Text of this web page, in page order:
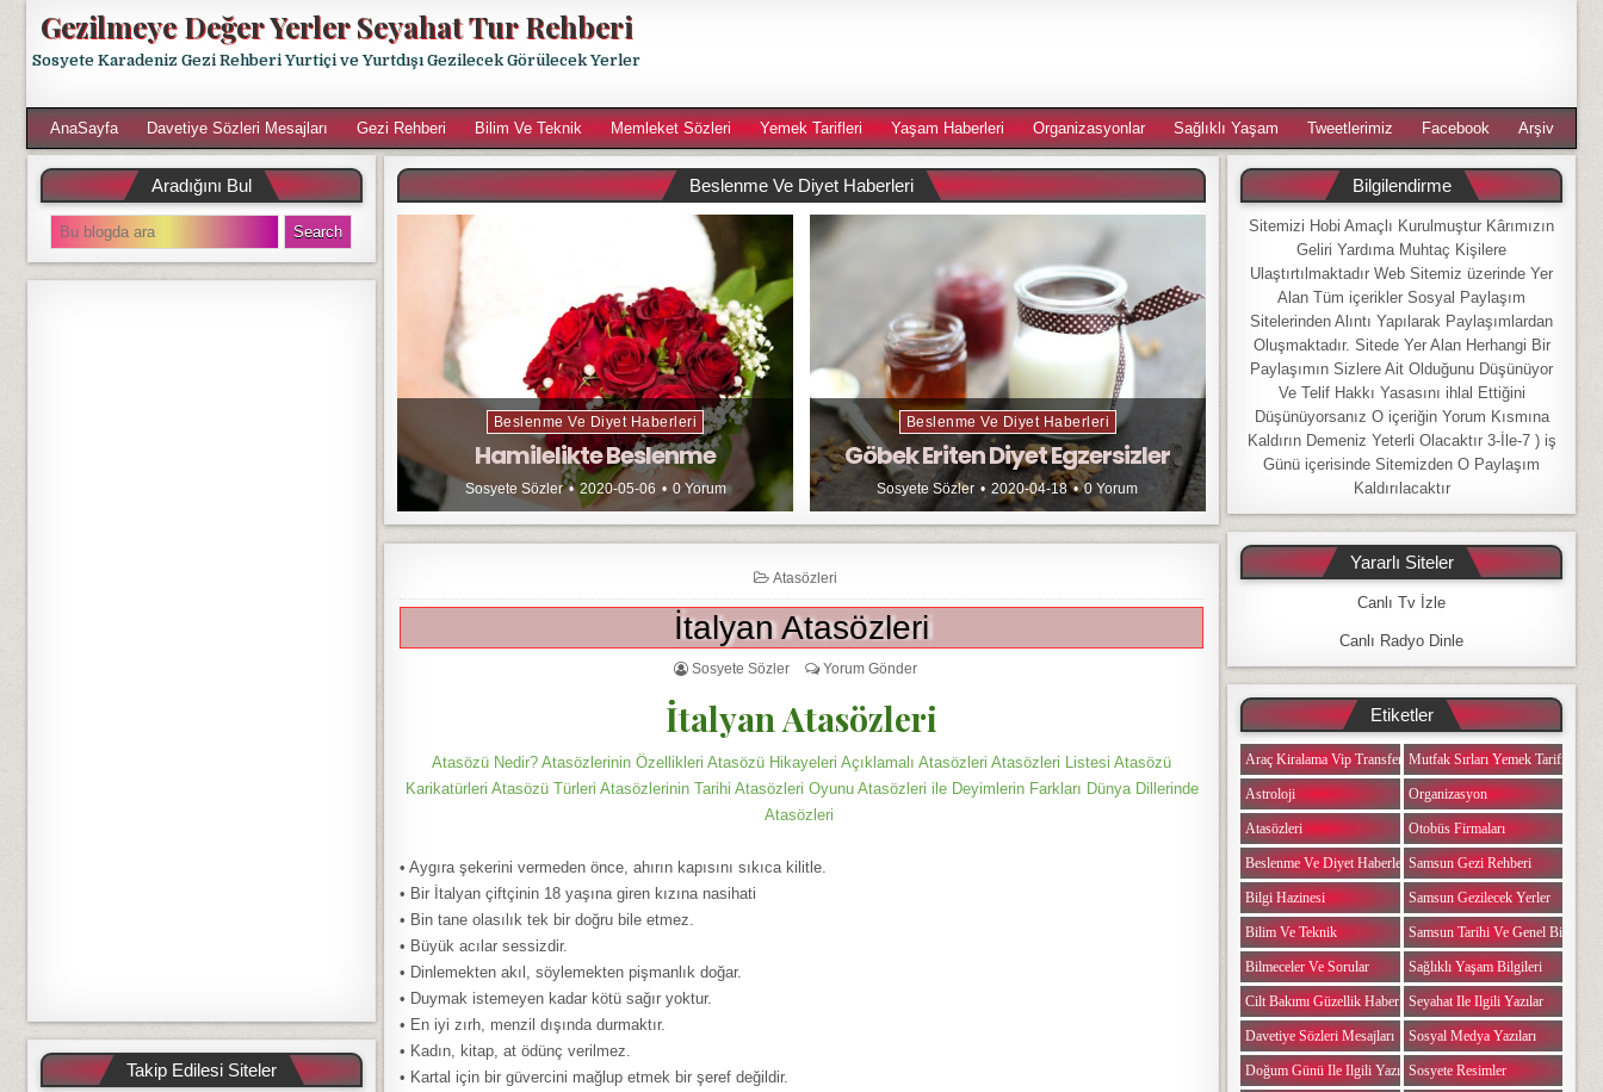
Gezilmeye Değer Yerler Seyahat Tur Rehberi
Sosyete Karadeniz Gezi Rehberi Yurtiçi ve Yurtdışı Gezilecek Görülecek Yerler
AnaSayfa Davetiye Sözleri Mesajları Gezi Rehberi Bilim Ve Teknik Memleket Sözleri Yemek Tarifleri Yaşam Haberleri Organizasyonlar Sağlıklı Yaşam Tweetlerimiz Facebook Arşiv
Beslenme Ve Diyet Haberleri
Beslenme Ve Diyet Haberleri
Hamilelikte Beslenme
Sosyete Sözler 2020-05-06 0 Yorum
Beslenme Ve Diyet Haberleri
Göbek Eriten Diyet Egzersizler
Sosyete Sözler 2020-04-18 0 Yorum
Atasözleri
İtalyan Atasözleri
Sosyete Sözler Yorum Gönder
İtalyan Atasözleri
Atasözü Nedir? Atasözlerinin Özellikleri Atasözü Hikayeleri Açıklamalı Atasözleri Atasözleri Listesi Atasözü
Karikatürleri Atasözü Türleri Atasözlerinin Tarihi Atasözleri Oyunu Atasözleri ile Deyimlerin Farkları Dünya Dillerinde
Atasözleri
• Aygıra şekerini vermeden önce, ahırın kapısını sıkıca kilitle.
• Bir İtalyan çiftçinin 18 yaşına giren kızına nasihati
• Bin tane olasılık tek bir doğru bile etmez.
• Büyük acılar sessizdir.
• Dinlemekten akıl, söylemekten pişmanlık doğar.
• Duymak istemeyen kadar kötü sağır yoktur.
• En iyi zırh, menzil dışında durmaktır.
• Kadın, kitap, at ödünç verilmez.
• Kartal için bir güvercini mağlup etmek bir şeref değildir.
Aradığını Bul
S
e
Takip Edilesi Siteler
Bilgilendirme
Sitemizi Hobi Amaçlı Kurulmuştur Kârımızın
Geliri Yardıma Muhtaç Kişilere
Ulaştırtılmaktadır Web Sitemiz üzerinde Yer
Alan Tüm içerikler Sosyal Paylaşım
Sitelerinden Alıntı Yapılarak Paylaşımlardan
Oluşmaktadır. Sitede Yer Alan Herhangi Bir
Paylaşımın Sizlere Ait Olduğunu Düşünüyor
Ve Telif Hakkı Yasasını ihlal Ettiğini
Düşünüyorsanız O içeriğin Yorum Kısmına
Kaldırın Demeniz Yeterli Olacaktır 3-İle-7 ) iş
Günü içerisinde Sitemizden O Paylaşım
Kaldırılacaktır
Yararlı Siteler
Canlı Tv İzle
Canlı Radyo Dinle
Etiketler
Araç Kiralama Vip Transfer
Astroloji
Atasözleri
Beslenme Ve Diyet Haberleri
Bilgi Hazinesi
Bilim Ve Teknik
Bilmeceler Ve Sorular
Cilt Bakımı Güzellik Haberleri
Davetiye Sözleri Mesajları
Doğum Günü Ile Ilgili Yazılar
Mutfak Sırları Yemek Tarifi
Organizasyon
Otobüs Firmaları
Samsun Gezi Rehberi
Samsun Gezilecek Yerler
Samsun Tarihi Ve Genel Bilgiler
Sağlıklı Yaşam Bilgileri
Seyahat Ile Ilgili Yazılar
Sosyal Medya Yazıları
Sosyete Resimler